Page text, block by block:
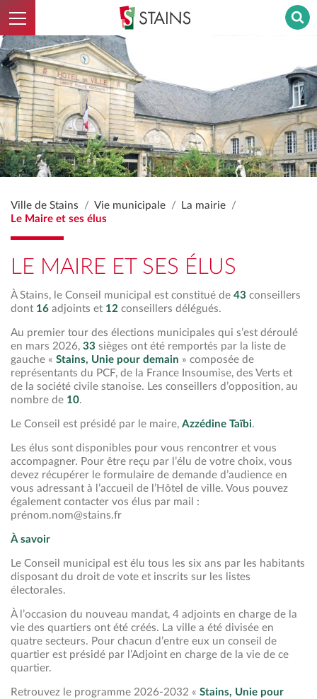
Ouvrir le menu Stains - Retour à l'accueil
Ville de Stains Vie municipale
La mairie
Le Maire et ses élus
LE MAIRE ET SES ÉLUS
À Stains, le Conseil municipal est constitué de 43 conseillers
dont 16 adjoints et 12 conseillers délégués.
Au premier tour des élections municipales qui s’est déroulé
en mars 2026, 33 sièges ont été remportés par la liste de
gauche « Stains, Unie pour demain » composée de
représentants du PCF, de la France Insoumise, des Verts et
de la société civile stanoise. Les conseillers d’opposition, au
nombre de 10.
Le Conseil est présidé par le maire, Azzédine Taïbi.
Les élus sont disponibles pour vous rencontrer et vous
accompagner. Pour être reçu par l’élu de votre choix, vous
devez récupérer le formulaire de demande d’audience en
vous adressant à l’accueil de l’Hôtel de ville. Vous pouvez
également contacter vos élus par mail :
prénom.nom@stains.fr
À savoir
Le Conseil municipal est élu tous les six ans par les habitants
disposant du droit de vote et inscrits sur les listes
électorales.
À l’occasion du nouveau mandat, 4 adjoints en charge de la
vie des quartiers ont été créés. La ville a été divisée en
quatre secteurs. Pour chacun d’entre eux un conseil de
quartier est présidé par l’Adjoint en charge de la vie de ce
quartier.
Retrouvez le programme 2026-2032 « Stains, Unie pour